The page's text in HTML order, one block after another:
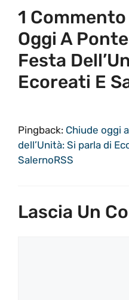
1
Oggi A
Festa
Ecoreati E
Pingback: Chiude oggi
dell’Unità: Si parla di
SalernoRSS
Lascia Un